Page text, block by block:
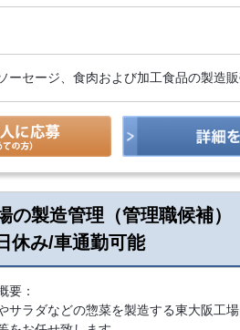
ーセージ、食肉および加工食品の製造
の製造管理（管理職候補
休み/車通勤可能
要：
サラダなどの惣菜を製造する東大阪工